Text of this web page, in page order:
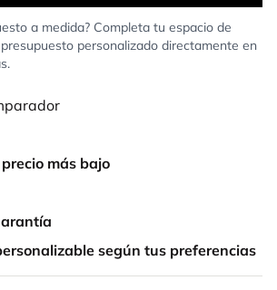
a medida? Completa tu espacio de
personalizado directamente en
más bajo
según tus preferencias